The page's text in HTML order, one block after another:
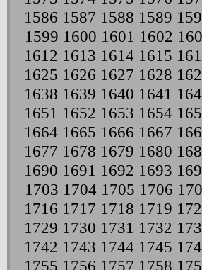
1586 1587 1588 1589
1599 1600 1601 1602
1612 1613 1614 1615
1625 1626 1627 1628
1638 1639 1640 1641
1651 1652 1653 1654
1664 1665 1666 1667
1677 1678 1679 1680
1690 1691 1692 1693
1703 1704 1705 1706
1716 1717 1718 1719
1729 1730 1731 1732
1742 1743 1744 1745
1755 1756 1757 1758